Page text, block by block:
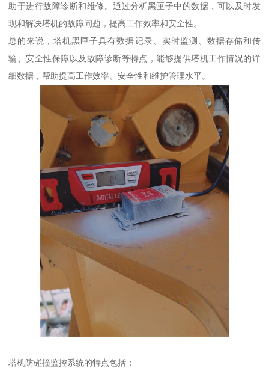
助于进行故障诊断和维修。通过分析黑匣子中的数据，可以及时发
现和解决塔机的故障问题，提高工作效率和安全性。
总的来说，塔机黑匣子具有数据记录、实时监测、数据存储和传
输、安全性保障以及故障诊断等特点，能够提供塔机工作情况的详
细数据，帮助提高工作效率、安全性和维护管理水平。
塔机防碰撞监控系统的特点包括：